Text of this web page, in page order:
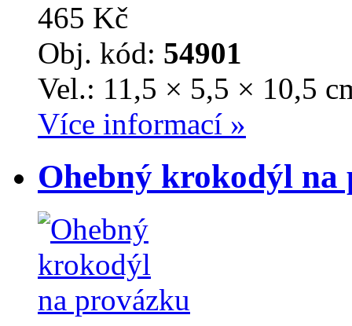
465 Kč
Obj. kód: 54901
Vel.: 11,5 × 5,5 × 10,5
Více informací »
Ohebný krokodýl na